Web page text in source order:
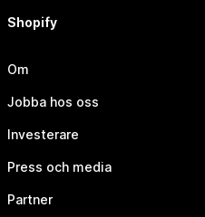
Shopify
Om
Jobba hos oss
Investerare
Press och media
Partner